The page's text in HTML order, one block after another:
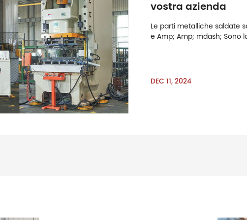
vostra azienda
Le parti metalliche saldate
e Amp; Amp; mdash; Sono
DEC 11, 2024